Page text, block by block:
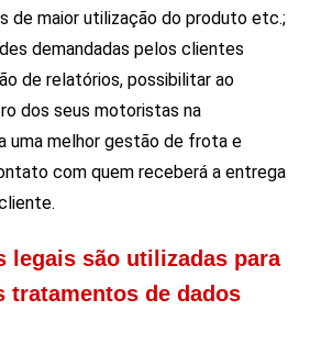
de maior utilização do produto etc.;
demandadas pelos clientes
de relatórios, possibilitar ao
dos seus motoristas na
uma melhor gestão de frota e
com quem receberá a entrega
legais são utilizadas para
tratamentos de dados